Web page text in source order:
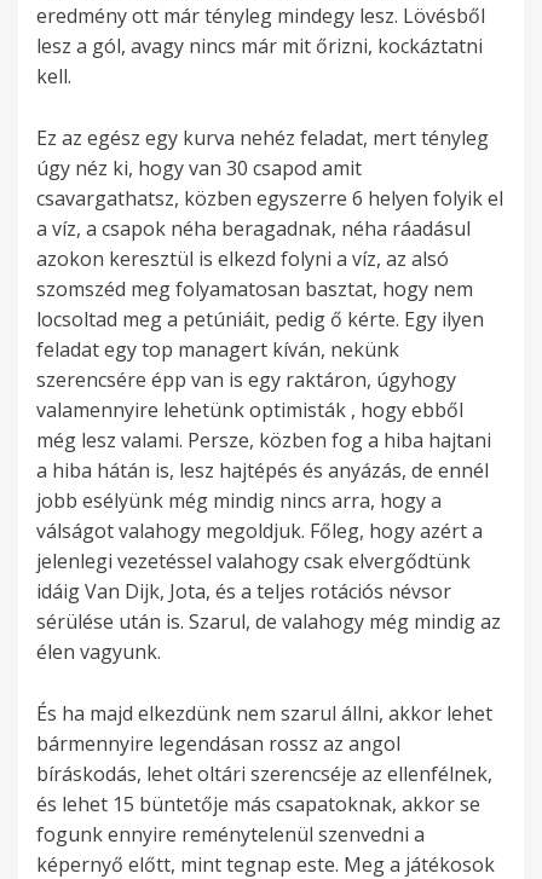
eredmény ott már tényleg mindegy lesz. Lövésből
lesz a gól, avagy nincs már mit őrizni, kockáztatni
kell.
Ez az egész egy kurva nehéz feladat, mert tényleg
úgy néz ki, hogy van 30 csapod amit
csavargathatsz, közben egyszerre 6 helyen folyik el
a víz, a csapok néha beragadnak, néha ráadásul
azokon keresztül is elkezd folyni a víz, az alsó
szomszéd meg folyamatosan basztat, hogy nem
locsoltad meg a petúniáit, pedig ő kérte. Egy ilyen
feladat egy top managert kíván, nekünk
szerencsére épp van is egy raktáron, úgyhogy
valamennyire lehetünk optimisták , hogy ebből
még lesz valami. Persze, közben fog a hiba hajtani
a hiba hátán is, lesz hajtépés és anyázás, de ennél
jobb esélyünk még mindig nincs arra, hogy a
válságot valahogy megoldjuk. Főleg, hogy azért a
jelenlegi vezetéssel valahogy csak elvergődtünk
idáig Van Dijk, Jota, és a teljes rotációs névsor
sérülése után is. Szarul, de valahogy még mindig az
élen vagyunk.
És ha majd elkezdünk nem szarul állni, akkor lehet
bármennyire legendásan rossz az angol
bíráskodás, lehet oltári szerencséje az ellenfélnek,
és lehet 15 büntetője más csapatoknak, akkor se
fogunk ennyire reménytelenül szenvedni a
képernyő előtt, mint tegnap este. Meg a játékosok